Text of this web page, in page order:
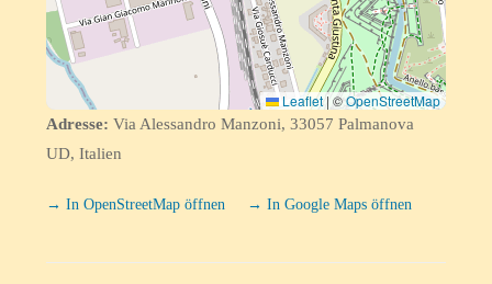
Leaflet | ©OpenStreetMap
Adresse: Via Alessandro Manzoni, 33057 Palmanova
UD, Italien
→ In OpenStreetMap öffnen → In Google Maps öffnen